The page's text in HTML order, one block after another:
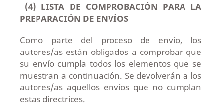
(4) LISTA DE COMPROBACIÓN PARA LA
PREPARACIÓN DE ENVÍOS
Como parte del proceso de envío, los
autores/as están obligados a comprobar que
su envío cumpla todos los elementos que se
muestran a continuación. Se devolverán a los
autores/as aquellos envíos que no cumplan
estas directrices.